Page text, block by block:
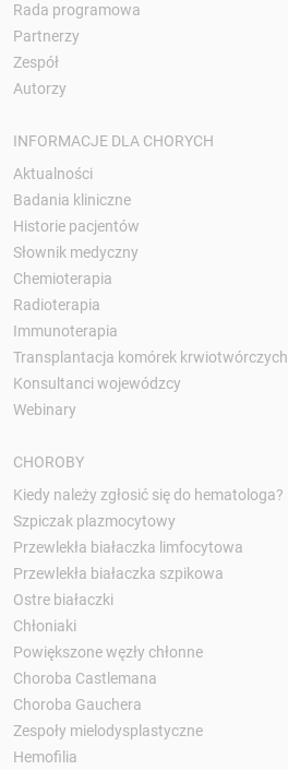
Rada programowa
Partnerzy
Zespół
Autorzy
INFORMACJE DLA CHORYCH
Aktualności
Badania kliniczne
Historie pacjentów
Słownik medyczny
Chemioterapia
Radioterapia
Immunoterapia
Transplantacja komórek krwiotwórczych
Konsultanci wojewódzcy
Webinary
CHOROBY
Kiedy należy zgłosić się do hematologa?
Szpiczak plazmocytowy
Przewlekła białaczka limfocytowa
Przewlekła białaczka szpikowa
Ostre białaczki
Chłoniaki
Powiększone węzły chłonne
Choroba Castlemana
Choroba Gauchera
Zespoły mielodysplastyczne
Hemofilia